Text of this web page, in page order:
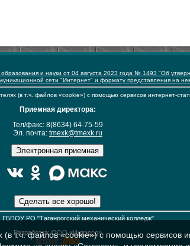
и науки от 04 августа 2023 года № 1493 "Об
сети "Интернет" и формату представления на
(в т.ч. файлов «cookie») с помощью сервисов интернет-
Приемная директора:
Тел/факс: 8(8634) 64-75-59
Эл. почта: tmexk@tmexk.ru
ГБПОУ РО "Таганрогский механический колледж"
Разработка: ООО «Интэрсо»
т.ч. файлов «cookie») с помощью сервисов